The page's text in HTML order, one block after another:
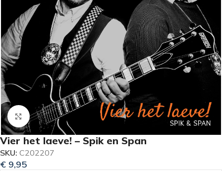
Klik om te vergroten
Vier het laeve! – Spik en Span
SKU: C202207
€ 9,95